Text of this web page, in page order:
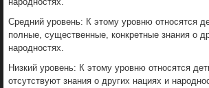
Средний уровень: К этому уровню относятся
полные, существенные, конкретные знания о
народностях.
Низкий уровень: К этому уровню относятся
отсутствуют знания о других нациях и